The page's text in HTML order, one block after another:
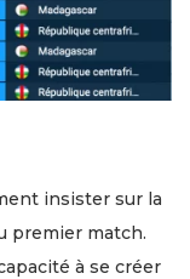
insister sur la
premier match.
à se créer